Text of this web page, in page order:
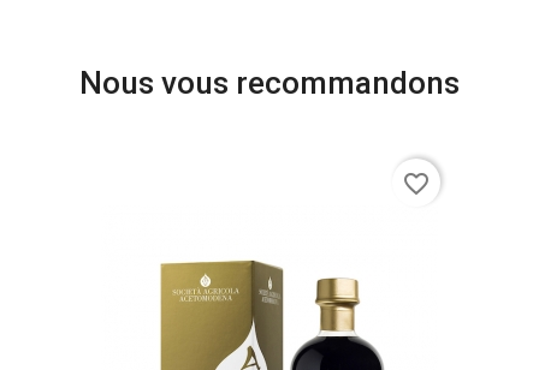
Nous vous recommandons
favorite_border